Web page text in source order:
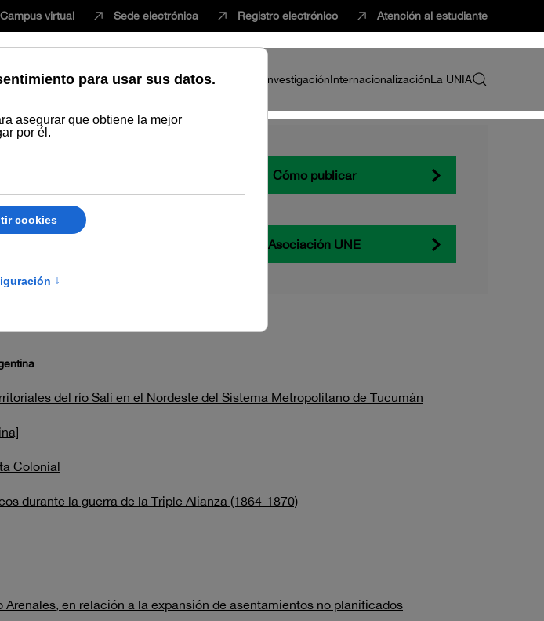
Campus virtual Sede electrónica Registro electrónico Atención al estudiante
EstudiarInnovaciónVida universitariaProfesorado InvestigaciónInternacionalizaciónLa UNIA
Cómo publicar
Asociación UNE
del río Salí en el Nordeste del Sistema Metropolitano de Tucumán
Colonial
durante la guerra de la Triple Alianza (1864-1870)
en relación a la expansión de asentamientos no planificados